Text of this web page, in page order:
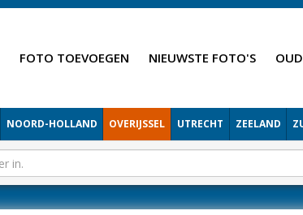
FOTO TOEVOEGEN NIEUWSTE FOTO'S
NOORD-HOLLAND OVERIJSSEL UTRECHT ZEELAND